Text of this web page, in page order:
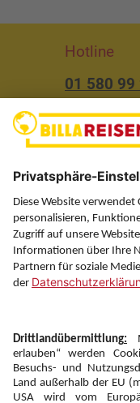
Hotline
01 580 99
Über
Service
Folgen
Newsletter: